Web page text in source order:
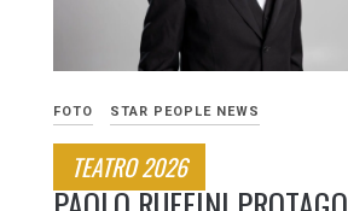
FOTO STAR PEOPLE NEWS
TEATRO 2026